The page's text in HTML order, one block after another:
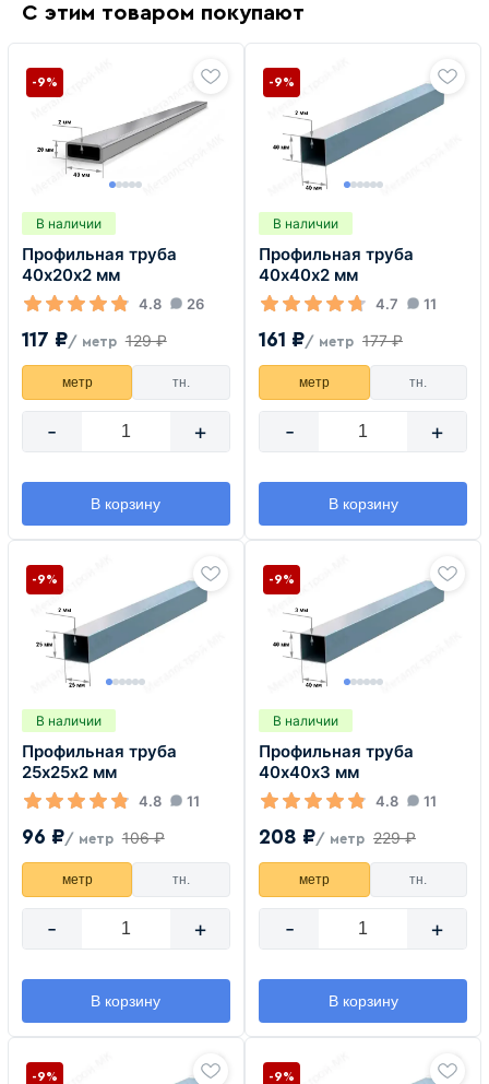
С этим товаром покупают
В наличии
Профильная труба
40х20х2 мм
4.8 26
117 ₽/ метр 129 ₽
-9%
метр тн.
- +
В корзину
В наличии
Профильная труба
40х40х2 мм
4.7 11
161 ₽/ метр 177 ₽
-9%
метр тн.
- +
В корзину
В наличии
Профильная труба
25х25х2 мм
4.8 11
96 ₽/ метр 106 ₽
-9%
метр тн.
- +
В корзину
В наличии
Профильная труба
40х40х3 мм
4.8 11
208 ₽/ метр 229 ₽
-9%
метр тн.
- +
В корзину
-9% -9%